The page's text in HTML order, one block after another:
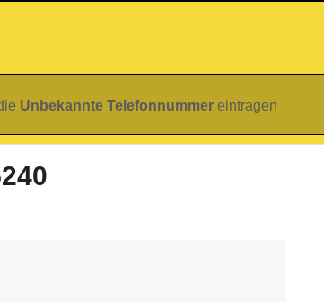
Unbekannte Telefonnummer eintragen